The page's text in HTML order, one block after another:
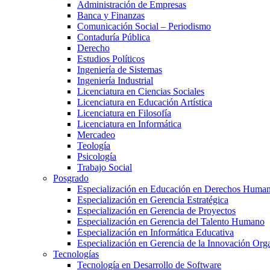
Administración de Empresas
Banca y Finanzas
Comunicación Social – Periodismo
Contaduría Pública
Derecho
Estudios Políticos
Ingeniería de Sistemas
Ingeniería Industrial
Licenciatura en Ciencias Sociales
Licenciatura en Educación Artística
Licenciatura en Filosofía
Licenciatura en Informática
Mercadeo
Teología
Psicología
Trabajo Social
Posgrado
Especialización en Educación en Derechos
Especialización en Gerencia Estratégica
Especialización en Gerencia de Proyectos
Especialización en Gerencia del Talento Humano
Especialización en Informática Educativa
Especialización en Gerencia de la Innovación
Tecnologías
Tecnología en Desarrollo de Software